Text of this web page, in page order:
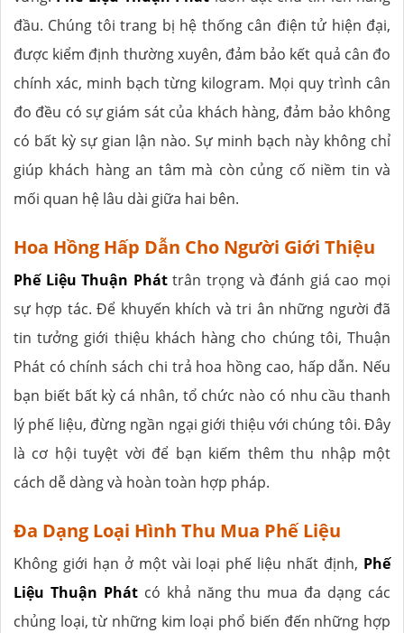
đầu. Chúng tôi trang bị hệ thống cân điện tử hiện đại,
được kiểm định thường xuyên, đảm bảo kết quả cân đo
chính xác, minh bạch từng kilogram. Mọi quy trình cân
đo đều có sự giám sát của khách hàng, đảm bảo không
có bất kỳ sự gian lận nào. Sự minh bạch này không chỉ
giúp khách hàng an tâm mà còn củng cố niềm tin và
mối quan hệ lâu dài giữa hai bên.
Hoa Hồng Hấp Dẫn Cho Người Giới Thiệu
Phế Liệu Thuận Pháttrân trọng và đánh giá cao mọi
sự hợp tác. Để khuyến khích và tri ân những người đã
tin tưởng giới thiệu khách hàng cho chúng tôi, Thuận
Phát có chính sách chi trả hoa hồng cao, hấp dẫn. Nếu
bạn biết bất kỳ cá nhân, tổ chức nào có nhu cầu thanh
lý phế liệu, đừng ngần ngại giới thiệu với chúng tôi. Đây
là cơ hội tuyệt vời để bạn kiếm thêm thu nhập một
cách dễ dàng và hoàn toàn hợp pháp.
Đa Dạng Loại Hình Thu Mua Phế Liệu
Không giới hạn ở một vài loại phế liệu nhất định, Phế
Liệu Thuận Phátcó khả năng thu mua đa dạng các
chủng loại, từ những kim loại phổ biến đến những hợp